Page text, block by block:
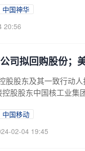
中国神华
20:56
司拟回购股份；
股股东及其一致行动
股股东中国核工业集
中国移动
02-04 19:45